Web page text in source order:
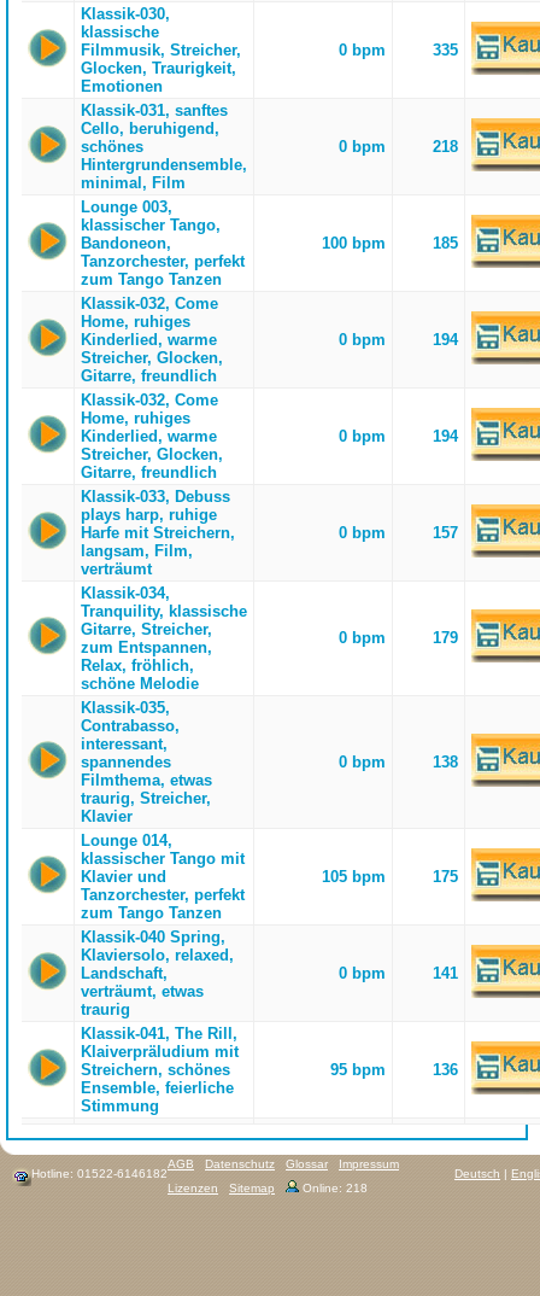
Klassik-030,
klassische
Filmmusik, Streicher,
Glocken, Traurigkeit,
Emotionen
0 bpm 335
Klassik-031, sanftes
Cello, beruhigend,
schönes
Hintergrundensemble,
minimal, Film
0 bpm 218
Lounge 003,
klassischer Tango,
Bandoneon,
Tanzorchester, perfekt
zum Tango Tanzen
100 bpm 185
Klassik-032, Come
Home, ruhiges
Kinderlied, warme
Streicher, Glocken,
Gitarre, freundlich
0 bpm 194
Klassik-032, Come
Home, ruhiges
Kinderlied, warme
Streicher, Glocken,
Gitarre, freundlich
0 bpm 194
Klassik-033, Debuss
plays harp, ruhige
Harfe mit Streichern,
langsam, Film,
verträumt
0 bpm 157
Klassik-034,
Tranquility, klassische
Gitarre, Streicher,
zum Entspannen,
Relax, fröhlich,
schöne Melodie
0 bpm 179
Klassik-035,
Contrabasso,
interessant,
spannendes
Filmthema, etwas
traurig, Streicher,
Klavier
0 bpm 138
Lounge 014,
klassischer Tango mit
Klavier und
Tanzorchester, perfekt
zum Tango Tanzen
105 bpm 175
Klassik-040 Spring,
Klaviersolo, relaxed,
Landschaft,
verträumt, etwas
traurig
0 bpm 141
Klassik-041, The Rill,
Klaiverpräludium mit
Streichern, schönes
Ensemble, feierliche
Stimmung
95 bpm 136
Hotline: 01522-6146182 Deutsch |
AGB Datenschutz Glossar
Impressum
Lizenzen
Sitemap Online: 218